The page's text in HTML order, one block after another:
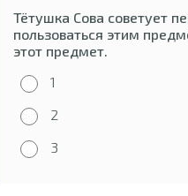
Тётушка Сова советует
пользоваться этим
этот предмет.
1
2
3